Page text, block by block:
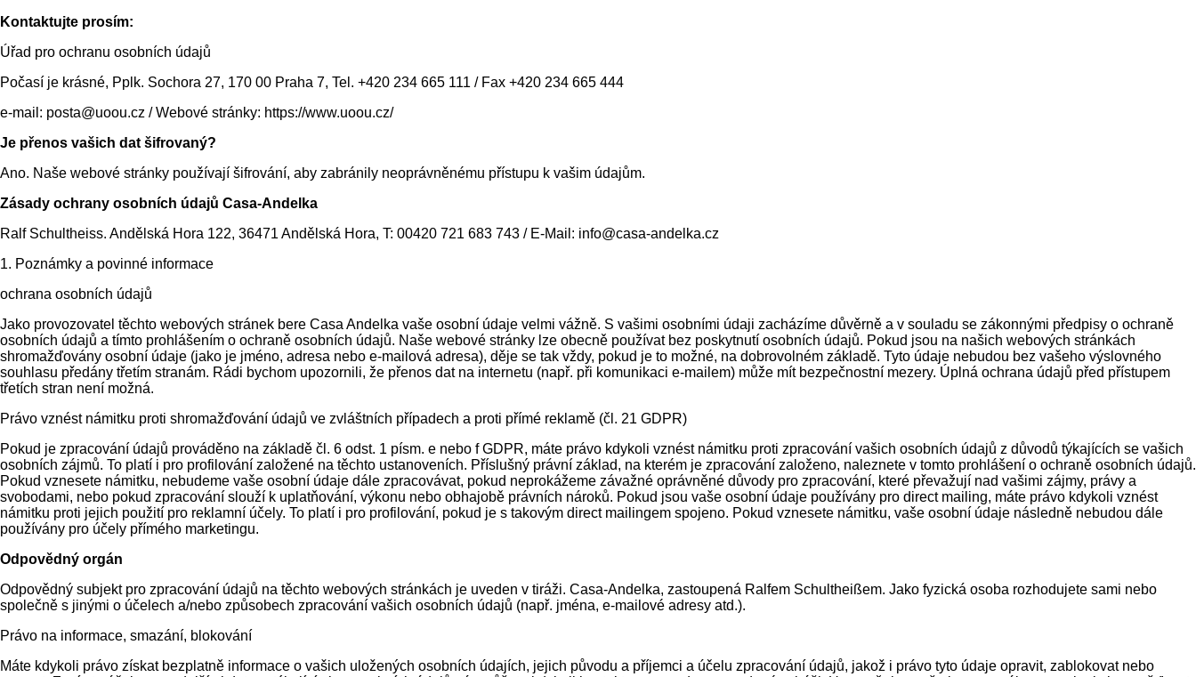
Kontaktujte prosím:
Úřad pro ochranu osobních údajů
Počasí je krásné, Pplk. Sochora 27, 170 00 Praha 7, Tel. +420 234 665 111 / Fax +420 234 665 444
e-mail: posta@uoou.cz / Webové stránky: https://www.uoou.cz/
Je přenos vašich dat šifrovaný?
Ano. Naše webové stránky používají šifrování, aby zabránily neoprávněnému přístupu k vašim údajům.
Zásady ochrany osobních údajů Casa-Andelka
Ralf Schultheiss. Andělská Hora 122, 36471 Andělská Hora, T: 00420 721 683 743 / E-Mail: info@casa-andelka.cz
1. Poznámky a povinné informace
ochrana osobních údajů
Jako provozovatel těchto webových stránek bere Casa Andelka vaše osobní údaje velmi vážně. S vašimi osobními údaji zacházíme důvěrně a v souladu se zákonnými předpisy o ochraně
osobních údajů a tímto prohlášením o ochraně osobních údajů. Naše webové stránky lze obecně používat bez poskytnutí osobních údajů. Pokud jsou na našich webových stránkách
shromažďovány osobní údaje (jako je jméno, adresa nebo e-mailová adresa), děje se tak vždy, pokud je to možné, na dobrovolném základě. Tyto údaje nebudou bez vašeho výslovného
souhlasu předány třetím stranám. Rádi bychom upozornili, že přenos dat na internetu (např. při komunikaci e-mailem) může mít bezpečnostní mezery. Úplná ochrana údajů před přístupem
třetích stran není možná.
Právo vznést námitku proti shromažďování údajů ve zvláštních případech a proti přímé reklamě (čl. 21 GDPR)
Pokud je zpracování údajů prováděno na základě čl. 6 odst. 1 písm. e nebo f GDPR, máte právo kdykoli vznést námitku proti zpracování vašich osobních údajů z důvodů týkajících se vašich
osobních zájmů. To platí i pro profilování založené na těchto ustanoveních. Příslušný právní základ, na kterém je zpracování založeno, naleznete v tomto prohlášení o ochraně osobních údajů.
Pokud vznesete námitku, nebudeme vaše osobní údaje dále zpracovávat, pokud neprokážeme závažné oprávněné důvody pro zpracování, které převažují nad vašimi zájmy, právy a
svobodami, nebo pokud zpracování slouží k uplatňování, výkonu nebo obhajobě právních nároků. Pokud jsou vaše osobní údaje používány pro direct mailing, máte právo kdykoli vznést
námitku proti jejich použití pro reklamní účely. To platí i pro profilování, pokud je s takovým direct mailingem spojeno. Pokud vznesete námitku, vaše osobní údaje následně nebudou dále
používány pro účely přímého marketingu.
Odpovědný orgán
Odpovědný subjekt pro zpracování údajů na těchto webových stránkách je uveden v tiráži. Casa-Andelka, zastoupená Ralfem Schultheißem. Jako fyzická osoba rozhodujete sami nebo
společně s jinými o účelech a/nebo způsobech zpracování vašich osobních údajů (např. jména, e-mailové adresy atd.).
Právo na informace, smazání, blokování
Máte kdykoli právo získat bezplatně informace o vašich uložených osobních údajích, jejich původu a příjemci a účelu zpracování údajů, jakož i právo tyto údaje opravit, zablokovat nebo